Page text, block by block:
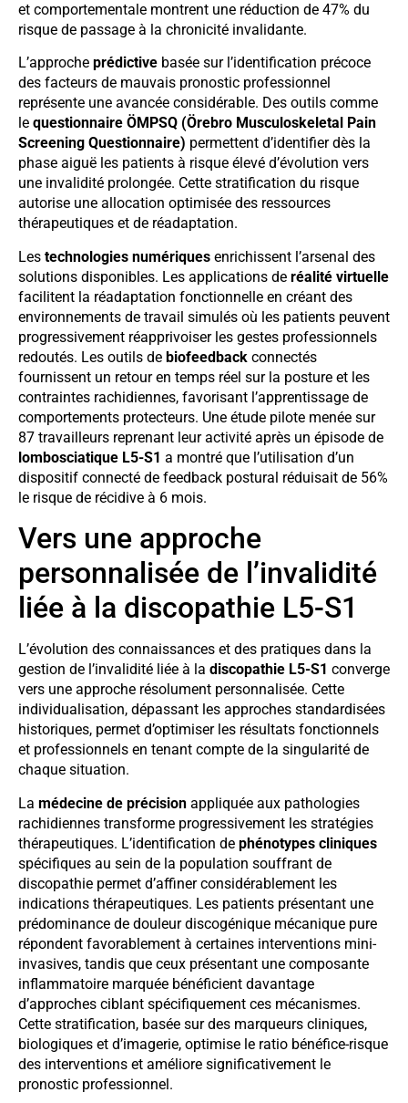
et comportementale montrent une réduction de 47% du
risque de passage à la chronicité invalidante.
L’approche prédictive basée sur l’identification précoce
des facteurs de mauvais pronostic professionnel
représente une avancée considérable. Des outils comme
le questionnaire ÖMPSQ (Örebro Musculoskeletal Pain
Screening Questionnaire) permettent d’identifier dès la
phase aiguë les patients à risque élevé d’évolution vers
une invalidité prolongée. Cette stratification du risque
autorise une allocation optimisée des ressources
thérapeutiques et de réadaptation.
Les technologies numériques enrichissent l’arsenal des
solutions disponibles. Les applications de réalité virtuelle
facilitent la réadaptation fonctionnelle en créant des
environnements de travail simulés où les patients peuvent
progressivement réapprivoiser les gestes professionnels
redoutés. Les outils de biofeedback connectés
fournissent un retour en temps réel sur la posture et les
contraintes rachidiennes, favorisant l’apprentissage de
comportements protecteurs. Une étude pilote menée sur
87 travailleurs reprenant leur activité après un épisode de
lombosciatique L5-S1 a montré que l’utilisation d’un
dispositif connecté de feedback postural réduisait de 56%
le risque de récidive à 6 mois.
Vers une approche
personnalisée de l’invalidité
liée à la discopathie L5-S1
L’évolution des connaissances et des pratiques dans la
gestion de l’invalidité liée à la discopathie L5-S1 converge
vers une approche résolument personnalisée. Cette
individualisation, dépassant les approches standardisées
historiques, permet d’optimiser les résultats fonctionnels
et professionnels en tenant compte de la singularité de
chaque situation.
La médecine de précision appliquée aux pathologies
rachidiennes transforme progressivement les stratégies
thérapeutiques. L’identification de phénotypes cliniques
spécifiques au sein de la population souffrant de
discopathie permet d’affiner considérablement les
indications thérapeutiques. Les patients présentant une
prédominance de douleur discogénique mécanique pure
répondent favorablement à certaines interventions mini-
invasives, tandis que ceux présentant une composante
inflammatoire marquée bénéficient davantage
d’approches ciblant spécifiquement ces mécanismes.
Cette stratification, basée sur des marqueurs cliniques,
biologiques et d’imagerie, optimise le ratio bénéfice-risque
des interventions et améliore significativement le
pronostic professionnel.